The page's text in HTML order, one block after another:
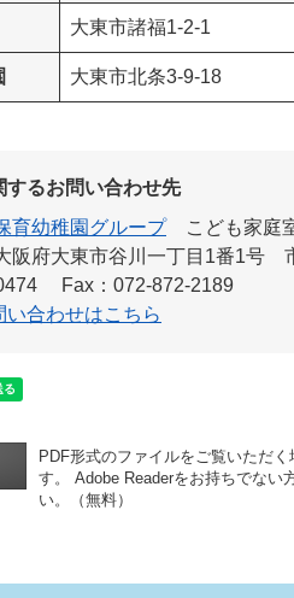
大東市諸福1-2-1
大東市北条3-9-18
するお問い合わせ先
育幼稚園グループ
こども家庭
府大東市谷川一丁目1番1号
Fax：072-872-2189
い合わせはこちら
PDF形式のファイルをご覧いただ
す。
Adobe Readerをお持ちでない
い。（無料）